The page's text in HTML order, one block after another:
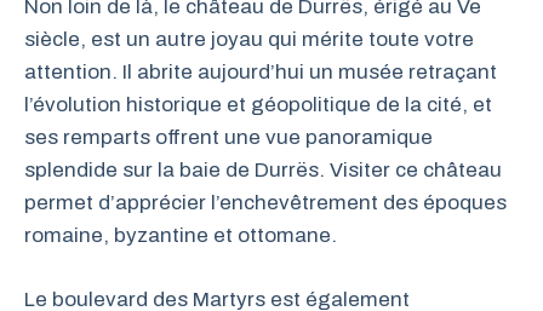
Non loin de là, le château de Durrës, érigé au Ve
siècle, est un autre joyau qui mérite toute votre
attention. Il abrite aujourd’hui un musée retraçant
l’évolution historique et géopolitique de la cité, et
ses remparts offrent une vue panoramique
splendide sur la baie de Durrës. Visiter ce château
permet d’apprécier l’enchevêtrement des époques
romaine, byzantine et ottomane.
Le boulevard des Martyrs est également